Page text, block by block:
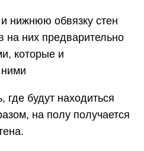
нижнюю обвязку стен
на них предварительно
которые и
где будут находиться
на полу получается